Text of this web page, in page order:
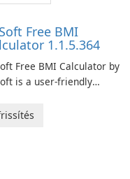
Free BMI
1.1.5.364
Free BMI Calculator by
is a user-friendly
to help you